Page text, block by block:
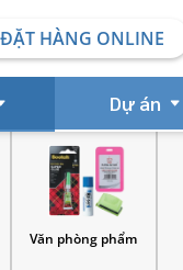
ĐẶT HÀNG ONLINE
Dự án
Dấu đóng